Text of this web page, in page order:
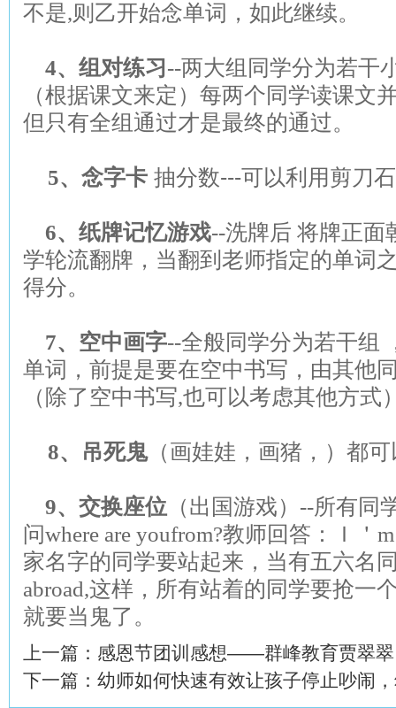
不是,则乙开始念单词，如此继续。
4、组对练习 --两大组同学分为若干
（根据课文来定）每两个同学读课文
但只有全组通过才是最终的通过。
5、念字卡 抽分数---可以利用剪刀
6、纸牌记忆游戏--洗牌后 将牌正面
学轮流翻牌，当翻到老师指定的单词
得分。
7、空中画字--全般同学分为若干组
单词，前提是要在空中书写，由其他
（除了空中书写,也可以考虑其他方式
8、吊死鬼（画娃娃，画猪，）都可
9、交换座位 （出国游戏）--所有
问where are youfrom?教师回答：Ｉ＇
家名字的同学要站起来，当有五六名
abroad,这样，所有站着的同学要抢一
就要当鬼了。
上一篇： 感恩节团训感想——群峰教育贾翠翠
下一篇： 幼师如何快速有效让孩子停止吵闹